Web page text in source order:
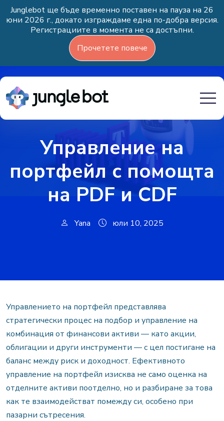
Junglebot ще бъде временно поставен на пауза на 26
юни 2026 г., докато изграждаме една по-добра версия.
Регистрациите в момента не са достъпни.
Прочетете повече
Управление на
портфейл с помощта
на PDF и CDF
Yana юли 10, 2025
Управлението на портфейл представлява
стратегически процес на подбор и управление на
комбинация от финансови активи — като акции,
облигации и други инструменти — с цел постигане на
баланс между риск и доходност. Ефективното
управление на портфейл изисква не само оценка на
отделните активи поотделно, но и разбиране за това
как те взаимодействат помежду си, особено при
пазарни сътресения.